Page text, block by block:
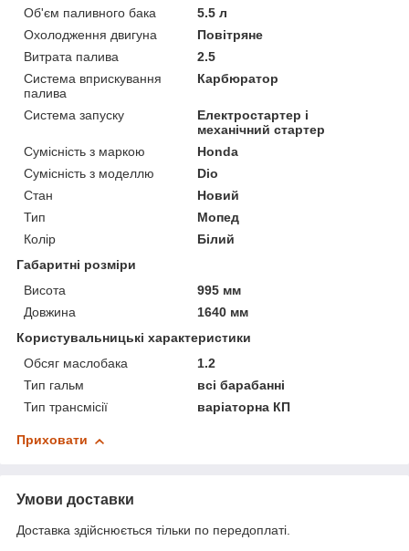
Об'єм паливного бака
5.5 л
Охолодження двигуна
Повітряне
Витрата палива
2.5
Система вприскування
палива
Карбюратор
Система запуску
Електростартер і
механічний стартер
Сумісність з маркою
Honda
Сумісність з моделлю
Dio
Стан
Новий
Тип
Мопед
Колір
Білий
Габаритні розміри
Висота
995 мм
Довжина
1640 мм
Користувальницькі характеристики
Обсяг маслобака
1.2
Тип гальм
всі барабанні
Тип трансмісії
варіаторна КП
Приховати
Умови доставки
Доставка здійснюється тільки по передоплаті.